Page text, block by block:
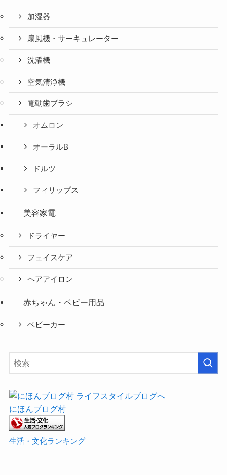
加湿器
扇風機・サーキュレーター
洗濯機
空気清浄機
電動歯ブラシ
オムロン
オーラルB
ドルツ
フィリップス
美容家電
ドライヤー
フェイスケア
ヘアアイロン
赤ちゃん・ベビー用品
ベビーカー
にほんブログ村
生活・文化ランキング